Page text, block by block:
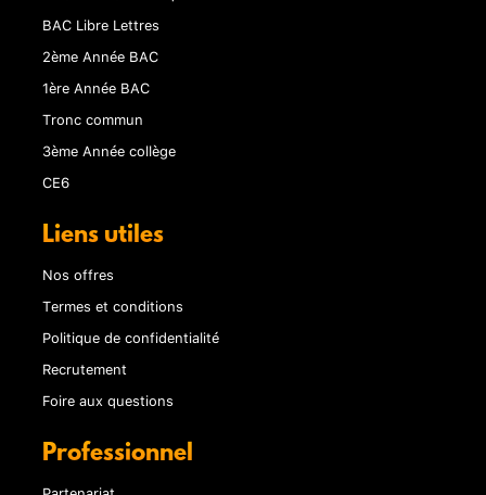
BAC Libre Lettres
2ème Année BAC
1ère Année BAC
Tronc commun
3ème Année collège
CE6
Liens utiles
Nos offres
Termes et conditions
Politique de confidentialité
Recrutement
Foire aux questions
Professionnel